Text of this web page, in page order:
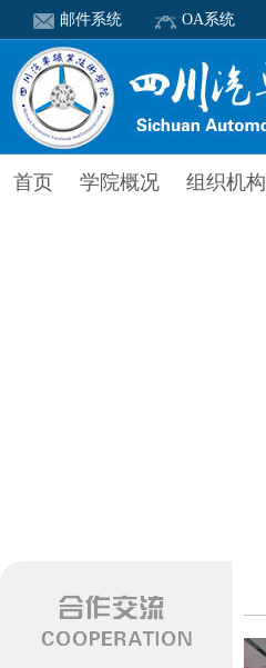
邮件系统 OA系统
首页 学院概况 组织机构